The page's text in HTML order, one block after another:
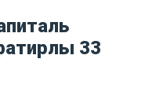
33